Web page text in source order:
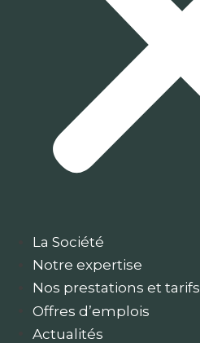
La Société
Notre expertise
Nos prestations et tarifs
Offres d’emplois
Actualités